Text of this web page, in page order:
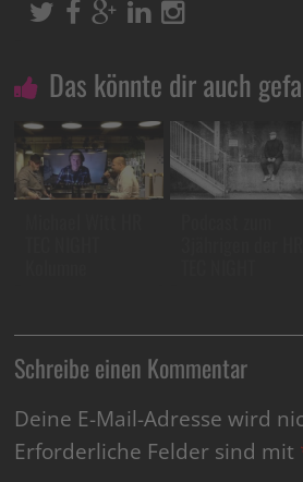
Das könnte dir auch
Schreibe einen Kommentar
Deine E-Mail-Adresse wird
Erforderliche Felder sind mit